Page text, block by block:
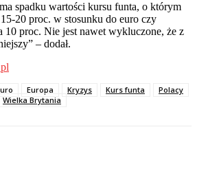
spadku wartości kursu funta, o którym
20 proc. w stosunku do euro czy
10 proc. Nie jest nawet wykluczone, że z
– dodał.
Europa Kryzys Kurs funta
Polacy
Wielka Brytania